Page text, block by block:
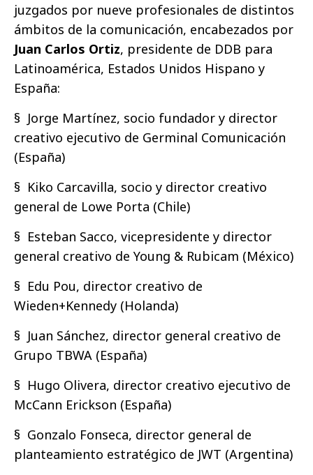
juzgados por nueve profesionales de distintos
ámbitos de la comunicación, encabezados por
Juan Carlos Ortiz, presidente de DDB para
Latinoamérica, Estados Unidos Hispano y
España:
§ Jorge Martínez, socio fundador y director
creativo ejecutivo de Germinal Comunicación
(España)
§ Kiko Carcavilla, socio y director creativo
general de Lowe Porta (Chile)
§ Esteban Sacco, vicepresidente y director
general creativo de Young & Rubicam (México)
§ Edu Pou, director creativo de
Wieden+Kennedy (Holanda)
§ Juan Sánchez, director general creativo de
Grupo TBWA (España)
§ Hugo Olivera, director creativo ejecutivo de
McCann Erickson (España)
§ Gonzalo Fonseca, director general de
planteamiento estratégico de JWT (Argentina)